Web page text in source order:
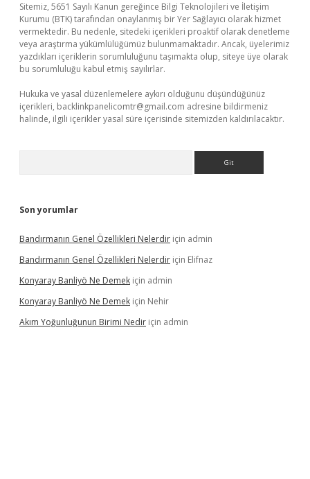
Sitemiz, 5651 Sayılı Kanun gereğince Bilgi Teknolojileri ve İletişim
Kurumu (BTK) tarafından onaylanmış bir Yer Sağlayıcı olarak hizmet
vermektedir. Bu nedenle, sitedeki içerikleri proaktif olarak denetleme
veya araştırma yükümlülüğümüz bulunmamaktadır. Ancak, üyelerimiz
yazdıkları içeriklerin sorumluluğunu taşımakta olup, siteye üye olarak
bu sorumluluğu kabul etmiş sayılırlar.
Hukuka ve yasal düzenlemelere aykırı olduğunu düşündüğünüz
içerikleri, backlinkpanelicomtr@gmail.com adresine bildirmeniz
halinde, ilgili içerikler yasal süre içerisinde sitemizden kaldırılacaktır.
Son yorumlar
Bandırmanın Genel Özellikleri Nelerdir için admin
Bandırmanın Genel Özellikleri Nelerdir için Elifnaz
Konyaray Banliyö Ne Demek için admin
Konyaray Banliyö Ne Demek için Nehir
Akım Yoğunluğunun Birimi Nedir için admin